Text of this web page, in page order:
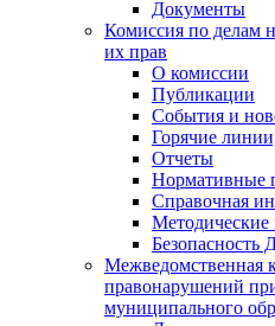
Документы
Комиссия по делам
их прав
О комиссии
Публикации
События и
Горячие
Отчеты
Нормативные
Справочная
Методические
Безопасность
Межведомственная
правонарушений
муниципального